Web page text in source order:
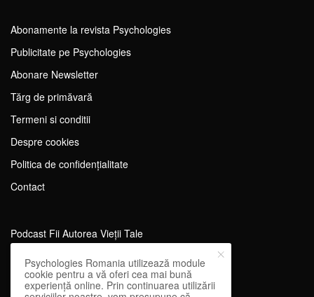
Abonamente la revista Psychologies
Publicitate pe Psychologies
Abonare Newsletter
Tărg de primăvară
Termeni si conditii
Despre cookies
Politica de confidențialitate
Contact
Podcast Fii Autorea Vieții Tale
Evenimente Fii Autoarea Vieții Tale!
SportEdu
Psychologies Romania utilizează module
cookie pentru a vă oferi cea mai bună
experiență online. Prin continuarea utilizării